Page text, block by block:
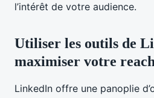
l’intérêt de votre audience.
Utiliser les outils de
maximiser votre
LinkedIn offre une panoplie